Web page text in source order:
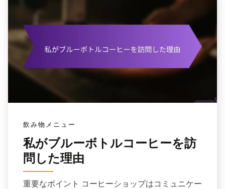
飲み物メニュー
私がブルーボトルコーヒーを訪
問した理由
重要なポイント コーヒーショップはコミュニケー